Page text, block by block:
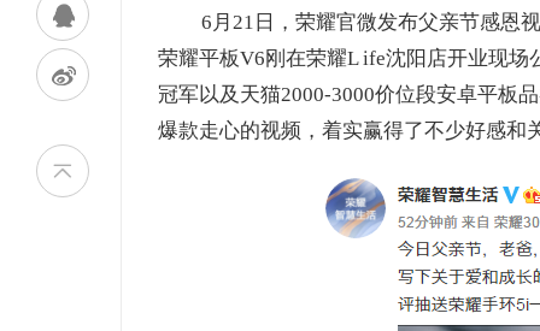
6月21日，荣耀官微发布父亲节感恩
荣耀平板V6刚在荣耀L ife沈阳店开业现
冠军以及天猫2000-3000价位段安卓平板
爆款走心的视频，着实赢得了不少好感和